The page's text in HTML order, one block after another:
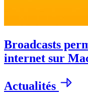
Broadcasts
internet sur
Actualités